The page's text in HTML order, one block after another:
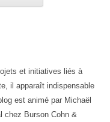
et initiatives liés à
il apparaît indispensable
est animé par Michaël
chez Burson Cohn &